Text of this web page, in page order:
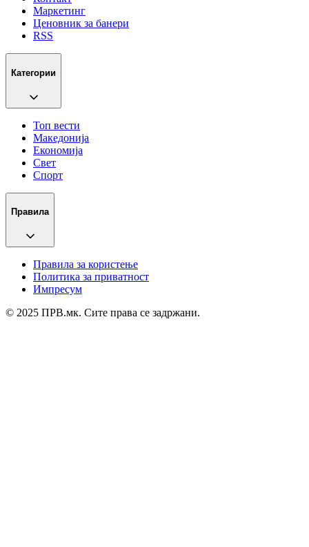
Маркетинг
Ценовник за банери
RSS
Категории
Топ вести
Македонија
Економија
Свет
Спорт
Правила
Правила за користење
Политика за приватност
Импресум
© 2025 ПРВ.мк. Сите права се задржани.